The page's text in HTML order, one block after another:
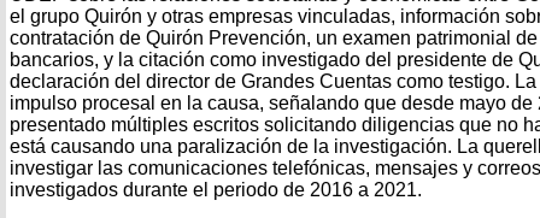
el grupo Quirón y otras empresas vinculadas, información
contratación de Quirón Prevención, un examen patrimonial
bancarios, y la citación como investigado del presidente de
declaración del director de Grandes Cuentas como testigo.
impulso procesal en la causa, señalando que desde mayo
presentado múltiples escritos solicitando diligencias que no
está causando una paralización de la investigación. La
investigar las comunicaciones telefónicas, mensajes y
investigados durante el periodo de 2016 a 2021.